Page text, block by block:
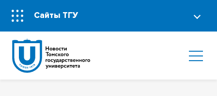
Сайты ТГУ